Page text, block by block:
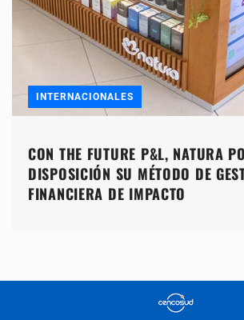
INTERNACIONALES
CON THE FUTURE P&L, NATURA
DISPOSICIÓN SU MÉTODO DE
FINANCIERA DE IMPACTO